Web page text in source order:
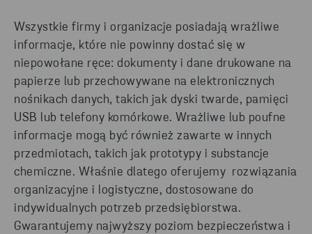
Wszystkie firmy i organizacje posiadają wrażliwe
informacje, które nie powinny dostać się w
niepowołane ręce: dokumenty i dane drukowane na
papierze lub przechowywane na elektronicznych
nośnikach danych, takich jak dyski twarde, pamięci
USB lub telefony komórkowe. Wrażliwe lub poufne
informacje mogą być również zawarte w innych
przedmiotach, takich jak prototypy i substancje
chemiczne. Właśnie dlatego oferujemy rozwiązania
organizacyjne i logistyczne, dostosowane do
indywidualnych potrzeb przedsiębiorstwa.
Gwarantujemy najwyższy poziom bezpieczeństwa i